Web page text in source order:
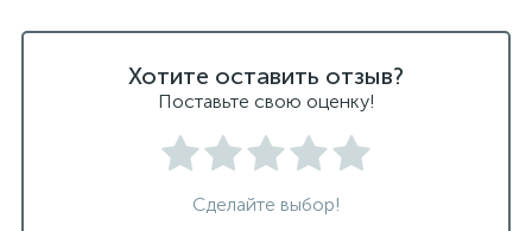
Хотите оставить отзыв?
Поставьте свою оценку!
Сделайте выбор!